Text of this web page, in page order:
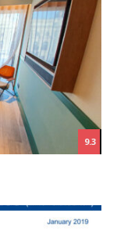
9.3